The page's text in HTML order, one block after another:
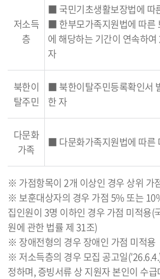
저소득
층
■ 국민기초생활보장법에 따
■ 한부모가족지원법에 따른
에 해당하는 기간이 연속하여
자
북한이
탈주민
■ 북한이탈주민등록확인서
한 자
다문화
가족
■ 다문화가족지원법에 따른
※ 가점항목이 2개 이상인 경우 상위 가
※ 보훈대상자의 경우 가점 5% 또는
집인원이 3명 이하인 경우 가점 미적용(
원에 관한 법률 제 31조)
※ 장애전형의 경우 장애인 가점 미적용
※ 저소득층의 경우 모집 공고일
정하며, 증빙서류 상 지원자 본인이 수